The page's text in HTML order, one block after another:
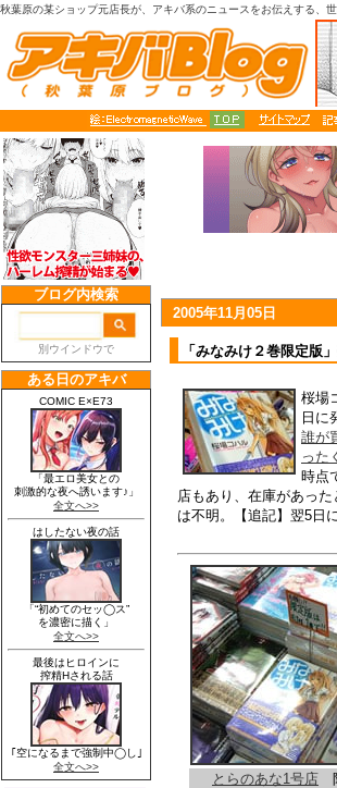
秋葉原の某ショップ元店長が、アキバ系のニュースをお伝えする、
2005年11月05日
「みなみけ２巻限定版
桜場
日に
誰が
った
時点
店もあり、在庫があっ
は不明。【追記】翌5日
とらのあな1号店